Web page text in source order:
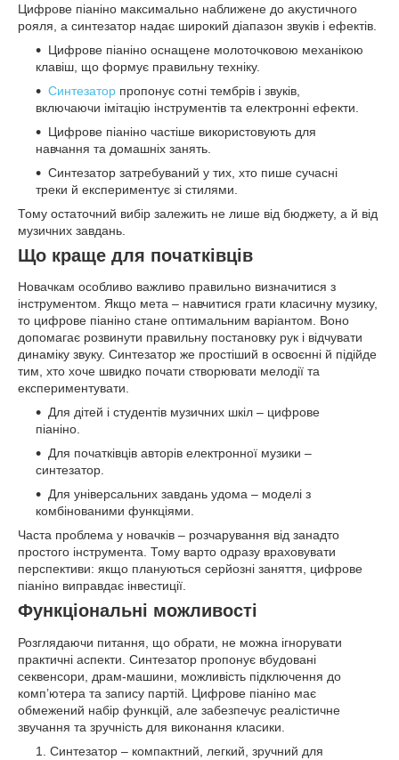
Цифрове піаніно максимально наближене до акустичного
рояля, а синтезатор надає широкий діапазон звуків і ефектів.
Цифрове піаніно оснащене молоточковою механікою
клавіш, що формує правильну техніку.
Синтезатор пропонує сотні тембрів і звуків,
включаючи імітацію інструментів та електронні ефекти.
Цифрове піаніно частіше використовують для
навчання та домашніх занять.
Синтезатор затребуваний у тих, хто пише сучасні
треки й експериментує зі стилями.
Тому остаточний вибір залежить не лише від бюджету, а й від
музичних завдань.
Що краще для початківців
Новачкам особливо важливо правильно визначитися з
інструментом. Якщо мета – навчитися грати класичну музику,
то цифрове піаніно стане оптимальним варіантом. Воно
допомагає розвинути правильну постановку рук і відчувати
динаміку звуку. Синтезатор же простіший в освоєнні й підійде
тим, хто хоче швидко почати створювати мелодії та
експериментувати.
Для дітей і студентів музичних шкіл – цифрове
піаніно.
Для початківців авторів електронної музики –
синтезатор.
Для універсальних завдань удома – моделі з
комбінованими функціями.
Часта проблема у новачків – розчарування від занадто
простого інструмента. Тому варто одразу враховувати
перспективи: якщо плануються серйозні заняття, цифрове
піаніно виправдає інвестиції.
Функціональні можливості
Розглядаючи питання, що обрати, не можна ігнорувати
практичні аспекти. Синтезатор пропонує вбудовані
секвенсори, драм-машини, можливість підключення до
комп’ютера та запису партій. Цифрове піаніно має
обмежений набір функцій, але забезпечує реалістичне
звучання та зручність для виконання класики.
Синтезатор – компактний, легкий, зручний для